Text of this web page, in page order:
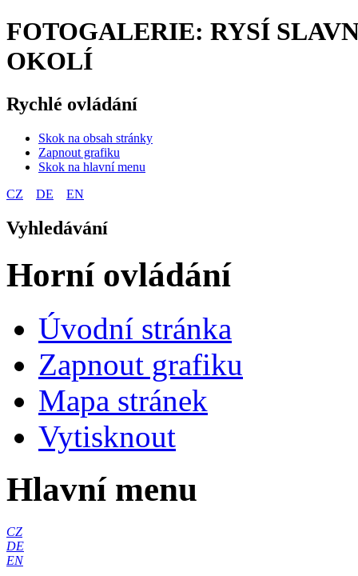
FOTOGALERIE: RYSÍ
OKOLÍ
Rychlé ovládání
Skok na obsah stránky
Zapnout grafiku
Skok na hlavní menu
CZ
DE EN
Vyhledávání
Horní ovládání
Úvodní stránka
Zapnout grafiku
Mapa stránek
Vytisknout
Hlavní menu
CZ
DE
EN